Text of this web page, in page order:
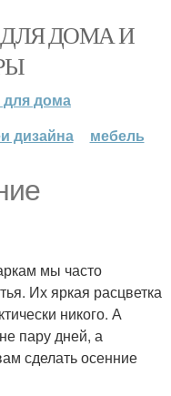
ДЛЯ ДОМА И
для дома
дизайна мебель
мы часто
Их яркая расцветка
никого. А
пару дней, а
сделать осенние